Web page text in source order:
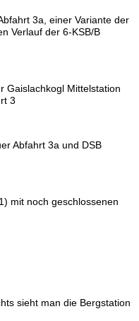
3a, einer Variante der
Verlauf der 6-KSB/B
Gaislachkogl Mittelstation
3
Abfahrt 3a und DSB
mit noch geschlossenen
sieht man die Bergstation